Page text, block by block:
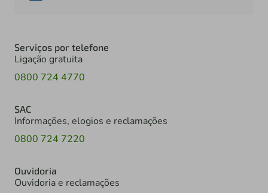
Serviços por telefone
Ligação gratuita
0800 724 4770
SAC
Informações, elogios e reclamações
0800 724 7220
Ouvidoria
Ouvidoria e reclamações